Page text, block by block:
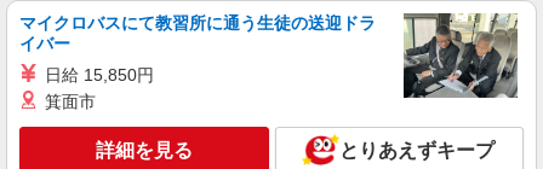
ロピア 加須ビバモール店(仮)
オープニングスタッフ/スーパーの食品スタッ
［パート］時給1,250円☆土日祝は時給＋100
［高校生］時給1,195円☆土日祝は時給＋100円
ロピア 加須ビバモール店(仮) 埼玉県加須市
マイクロバスにて教習所に通う生徒の送迎ドラ
イバー
日給 15,850円
箕面市
詳細を見る とりあえずキープ